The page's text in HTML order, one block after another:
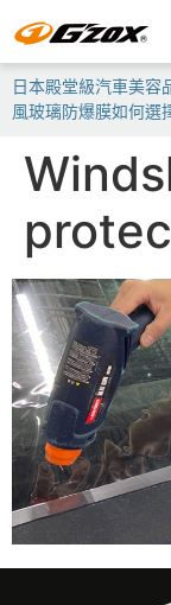
日本殿堂級汽車美容
風玻璃防爆膜如何選